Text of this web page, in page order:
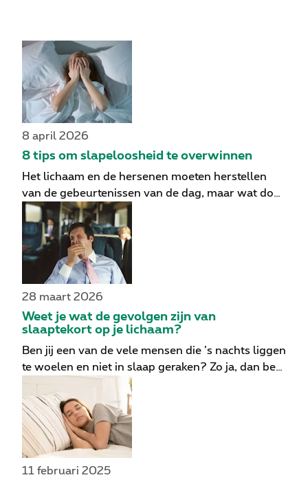
8 april 2026
8 tips om slapeloosheid te overwinnen
Het lichaam en de hersenen moeten herstellen
van de gebeurtenissen van de dag, maar wat doe
je als de slaap uitblijft? Psychologen hebben 8
veelvoorkomende oorzaken van slapeloosheid
geïdentificeerd en advies gegeven over hoe je je
slaap kunt verbeteren.
28 maart 2026
Weet je wat de gevolgen zijn van
slaaptekort op je lichaam?
Ben jij een van de vele mensen die ’s nachts liggen
te woelen en niet in slaap geraken? Zo ja, dan ben
je niet alleen. Miljoenen mensen over de hele
wereld hebben moeite om elke nacht de
aanbevolen 8 uur slaap te krijgen. Slaap is
nochtans enorm belangrijk. Als we niet genoeg
slaap krijgen, lijden ons lichaam en onze geest
daar helaas op allerlei manieren onder. Gezien de
11 februari 2025